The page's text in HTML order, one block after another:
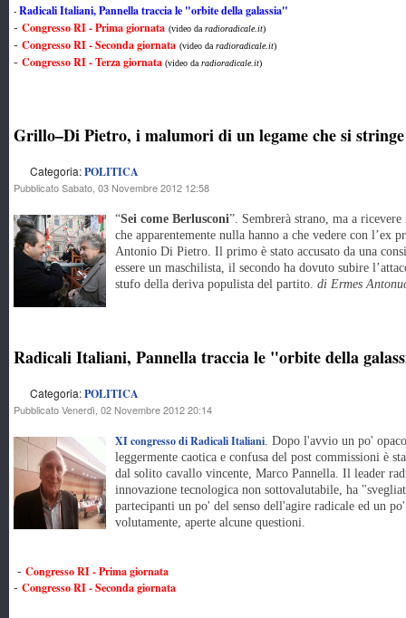
- Radicali Italiani, Pannella traccia le "orbite della galassia"
- Congresso RI - Prima giornata (video daradioradicale.it)
- Congresso RI - Seconda giornata (video daradioradicale.it)
- Congresso RI - Terza giornata (video daradioradicale.it)
Grillo–Di Pietro, i malumori di un legame che si stringe
Categoria:POLITICA
Pubblicato Sabato, 03 Novembre 2012 12:58
“Sei come Berlusconi”. Sembrerà strano, ma a
che apparentemente nulla hanno a che vedere con l’ex
Antonio Di Pietro. Il primo è stato accusato da una
essere un maschilista, il secondo ha dovuto subire
stufo della deriva populista del partito. di Ermes
Radicali Italiani, Pannella traccia le "orbite della
Categoria:POLITICA
Pubblicato Venerdì, 02 Novembre 2012 20:14
XI congresso di Radicali Italiani. Dopo l'avvio un po'
leggermente caotica e confusa del post commissioni è
dal solito cavallo vincente, Marco Pannella. Il leader
innovazione tecnologica non sottovalutabile, ha
partecipanti un po' del senso dell'agire radicale ed un
volutamente, aperte alcune questioni.
- Congresso RI - Prima giornata
- Congresso RI - Seconda giornata